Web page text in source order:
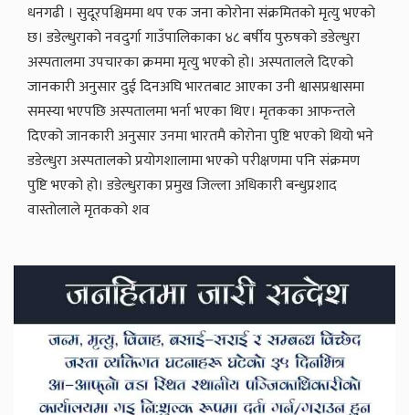
धनगढी । सुदूरपश्चिममा थप एक जना कोरोना संक्रमितको मृत्यु भएको
छ। डडेल्धुराको नवदुर्गा गाउँपालिकाका ४८ बर्षीय पुरुषको डडेल्धुरा
अस्पतालमा उपचारका क्रममा मृत्यु भएको हो। अस्पतालले दिएको
जानकारी अनुसार दुई दिनअघि भारतबाट आएका उनी श्वासप्रश्वासमा
समस्या भएपछि अस्पतालमा भर्ना भएका थिए। मृतकका आफन्तले
दिएको जानकारी अनुसार उनमा भारतमै कोरोना पुष्टि भएको थियो भने
डडेल्धुरा अस्पतालको प्रयोगशालामा भएको परीक्षणमा पनि संक्रमण
पुष्टि भएको हो। डडेल्धुराका प्रमुख जिल्ला अधिकारी बन्धुप्रशाद
वास्तोलाले मृतकको शव
Secondary
Sidebar